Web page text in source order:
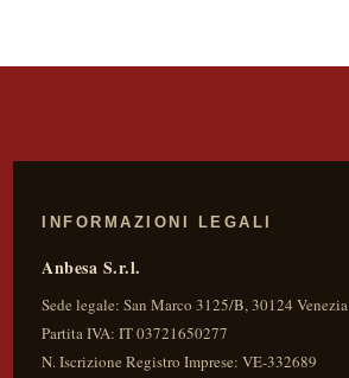
INFORMAZIONI LEGALI
Anbesa S.r.l.
Sede legale:San Marco 3125/B,30124 Venezia
Partita IVA:IT 03721650277
N. Iscrizione Registro Imprese: VE-332689